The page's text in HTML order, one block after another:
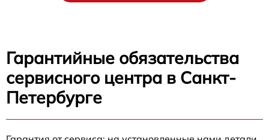
Гарантийные обязательства
сервисного центра в Санкт-
Петербурге